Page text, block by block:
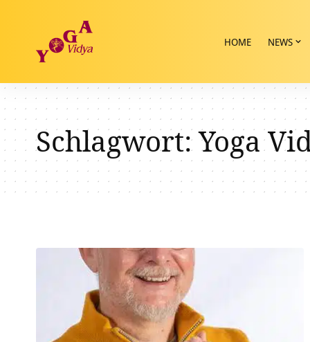
HOME NEWS
Schlagwort:Yoga